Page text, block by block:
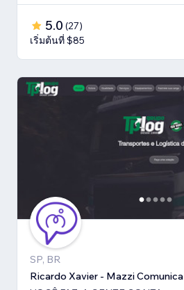
5.0 (27)
เริ่มต้นที่ $85
SP, BR
Ricardo Xavier - Mazzi Comunica